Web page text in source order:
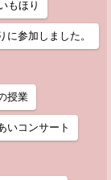
もほり
に参加しました。
授業
いコンサート